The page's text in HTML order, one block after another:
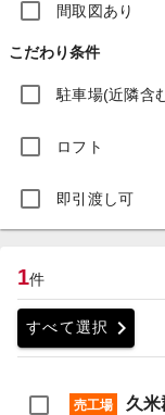
間取図あり
こだわり条件
駐車場(近隣含
ロフト
即引渡し可
1件
すべて選択 chevron_right
売工場 久米